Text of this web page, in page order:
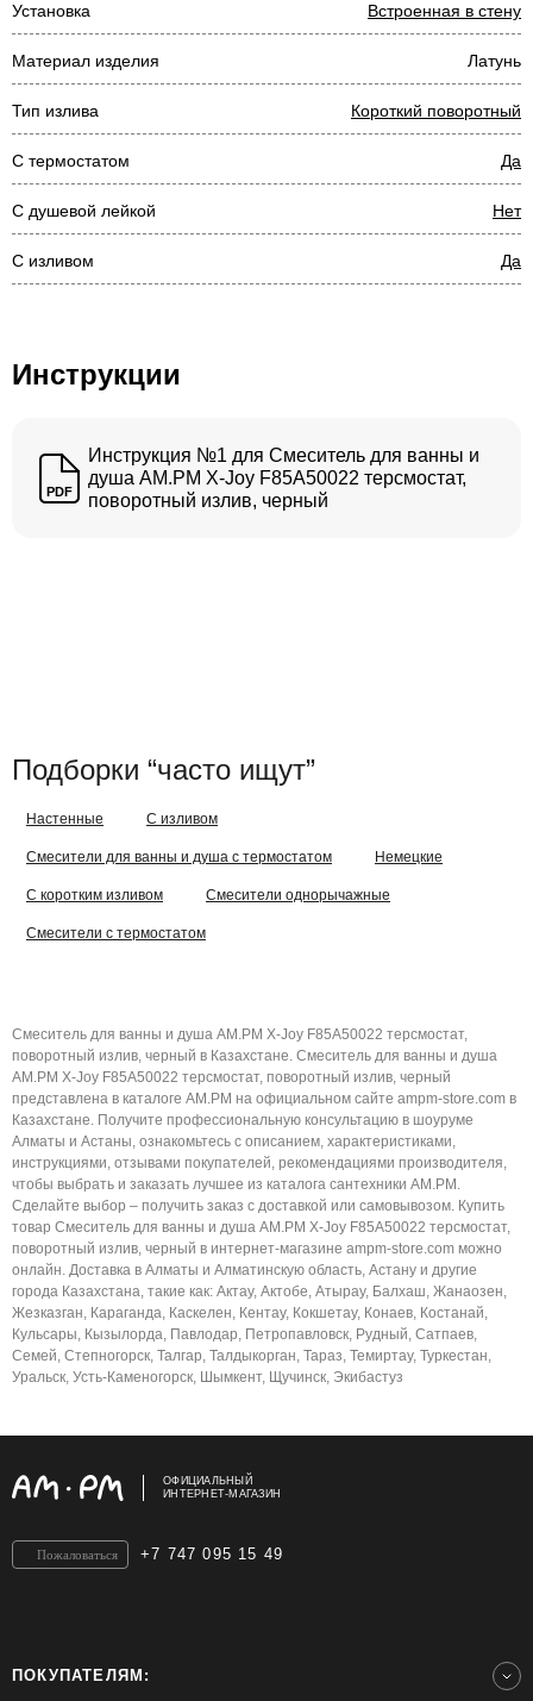
Установка Встроенная в стену
Материал изделия Латунь
Тип излива Короткий поворотный
С термостатом Да
С душевой лейкой Нет
С изливом Да
Инструкции
PDF
Инструкция №1 для Смеситель для ванны и
душа AM.PM X-Joy F85A50022 терсмостат,
поворотный излив, черный
Подборки “часто ищут”
Настенные С изливом
Смесители для ванны и душа с термостатом Немецкие
C коротким изливом Смесители однорычажные
Смесители с термостатом
Смеситель для ванны и душа AM.PM X-Joy F85A50022 терсмостат,
поворотный излив, черный в Казахстане. Смеситель для ванны и душа
AM.PM X-Joy F85A50022 терсмостат, поворотный излив, черный
представлена в каталоге AM.PM на официальном сайте ampm-store.com в
Казахстане. Получите профессиональную консультацию в шоуруме
Алматы и Астаны, ознакомьтесь с описанием, характеристиками,
инструкциями, отзывами покупателей, рекомендациями производителя,
чтобы выбрать и заказать лучшее из каталога сантехники AM.PM.
Сделайте выбор – получить заказ с доставкой или самовывозом. Купить
товар Смеситель для ванны и душа AM.PM X-Joy F85A50022 терсмостат,
поворотный излив, черный в интернет-магазине ampm-store.com можно
онлайн. Доставка в Алматы и Алматинскую область, Астану и другие
города Казахстана, такие как: Актау, Актобе, Атырау, Балхаш, Жанаозен,
Жезказган, Караганда, Каскелен, Кентау, Кокшетау, Конаев, Костанай,
Кульсары, Кызылорда, Павлодар, Петропавловск, Рудный, Сатпаев,
Семей, Степногорск, Талгар, Талдыкорган, Тараз, Темиртау, Туркестан,
Уральск, Усть-Каменогорск, Шымкент, Щучинск, Экибастуз
ОФИЦИАЛЬНЫЙ
ИНТЕРНЕТ-МАГАЗИН
+7 747 095 15 49
Пожаловаться
ПОКУПАТЕЛЯМ: